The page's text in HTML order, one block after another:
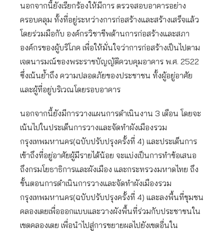
นอกจากนี้ยังเรียกร้องให้มีการ ตรวจสอบอาคารอย่าง
ครอบคลุม ทั้งที่อยู่ระหว่างการก่อสร้างและสร้างเสร็จแล้ว
โดยร่วมมือกับ องค์กรวิชาชีพด้านการก่อสร้างและสภา
องค์กรของผู้บริโภค เพื่อให้มั่นใจว่าการก่อสร้างเป็นไปตาม
เจตนารมณ์ของพระราชบัญญัติควบคุมอาคาร พ.ศ. 2522
ซึ่งเน้นย้ำถึง ความปลอดภัยของประชาชน ทั้งผู้อยู่อาศัย
และผู้ที่อยู่บริเวณโดยรอบอาคาร
นอกจากนี้ยังมีการวางแผนการดำเนินงาน 3 เดือน โดยจะ
เน้นไปในประเด็นการวางและจัดทำผังเมืองรวม
กรุงเทพมหานคร(ฉบับปรับปรุงครั้งที่ 4) และประเด็นการ
เข้าถึงที่อยู่อาศัยผู้มีรายได้น้อย จะแบ่งเป็นการทำข้อเสนอ
ถึงกรมโยธาธิการและผังเมือง และกระทรวงมหาดไทย ถึง
ขั้นตอนการดำเนินการวางและจัดทำผังเมืองรวม
กรุงเทพมหานคร(ฉบับปรับปรุงครั้งที่ 4) และลงพื้นที่ชุมชน
คลองเตยเพื่อออกแบบและวางผังพื้นที่ร่วมกับประชาชนใน
เขตคลองเตย เพื่อนำไปสู่การขยายผลไปยังเขตอื่นใน